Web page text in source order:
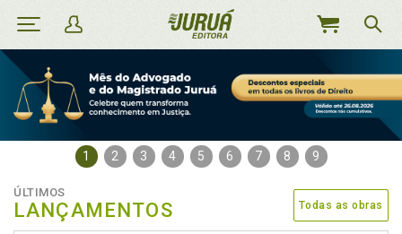
MEU
1 2 3 4 5 6 7 8 9
ÚLTIMOS
LANÇAMENTOS Todas as obras